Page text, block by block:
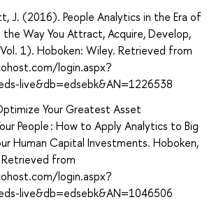
J. (2016). People Analytics in the Era of
the Way You Attract, Acquire, Develop,
1). Hoboken: Wiley. Retrieved from
login.aspx?
live&db=edsebk&AN=1226538
Your Greatest Asset
People : How to Apply Analytics to Big
Human Capital Investments. Hoboken,
from
login.aspx?
live&db=edsebk&AN=1046506